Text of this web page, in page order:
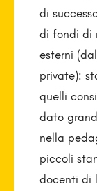
di
di fondi di
esterni
private):
quelli
dato
nella
piccoli
docenti di